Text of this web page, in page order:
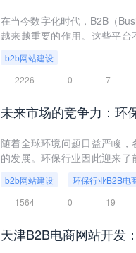
在当今数字化时代，B2B（
越来越重要的作用。这些平台
点、优势、市场趋势以及实际
b2b网站建设
2226
0 7
未来市场的竞争力：环
随着全球环境问题日益严峻
的发展。环保行业因此迎来了
现差异化竞争的重要工具。本
市场中的竞争力。
b2b网站建设
环保行业B2B电
1564
0 19
天津B2B电商网站开发